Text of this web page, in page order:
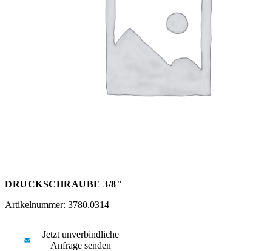
DRUCKSCHRAUBE 3/8"
Artikelnummer: 3780.0314
Jetzt unverbindliche
Anfrage senden